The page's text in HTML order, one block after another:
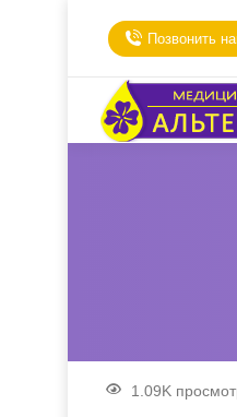
Позвонить
1.09K